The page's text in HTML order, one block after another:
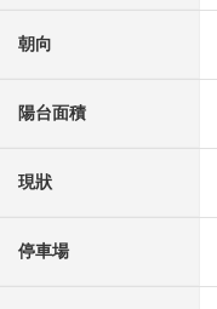
朝向
陽台面積
現狀
停車場